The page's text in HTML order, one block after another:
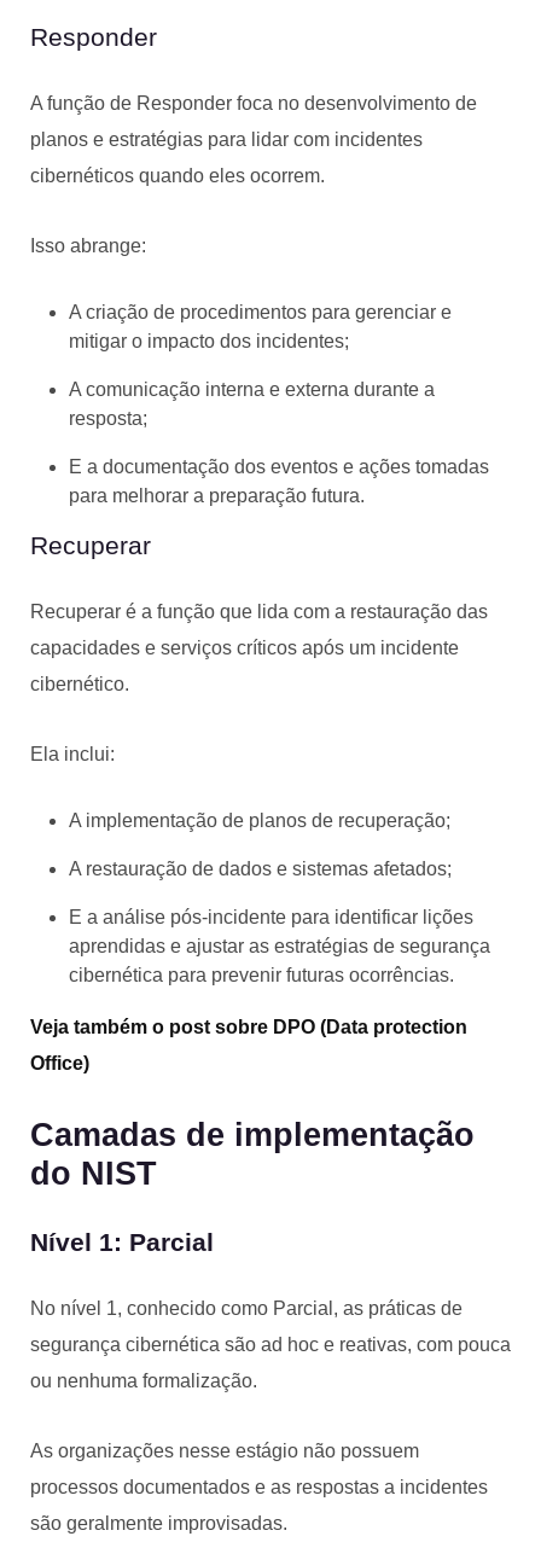
Responder
A função de Responder foca no desenvolvimento de
planos e estratégias para lidar com incidentes
cibernéticos quando eles ocorrem.
Isso abrange:
A criação de procedimentos para gerenciar e
mitigar o impacto dos incidentes;
A comunicação interna e externa durante a
resposta;
E a documentação dos eventos e ações tomadas
para melhorar a preparação futura.
Recuperar
Recuperar é a função que lida com a restauração das
capacidades e serviços críticos após um incidente
cibernético.
Ela inclui:
A implementação de planos de recuperação;
A restauração de dados e sistemas afetados;
E a análise pós-incidente para identificar lições
aprendidas e ajustar as estratégias de segurança
cibernética para prevenir futuras ocorrências.
Veja também o post sobre DPO (Data protection
Office)
Camadas de implementação
do NIST
Nível 1: Parcial
No nível 1, conhecido como Parcial, as práticas de
segurança cibernética são ad hoc e reativas, com pouca
ou nenhuma formalização.
As organizações nesse estágio não possuem
processos documentados e as respostas a incidentes
são geralmente improvisadas.